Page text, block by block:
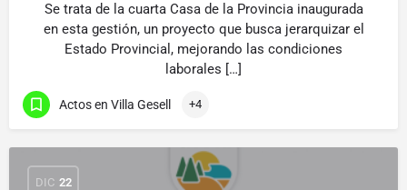
Se trata de la cuarta Casa de la Provincia inaugurada
en esta gestión, un proyecto que busca jerarquizar el
Estado Provincial, mejorando las condiciones
laborales […]
Actos en Villa Gesell +4
DIC 22